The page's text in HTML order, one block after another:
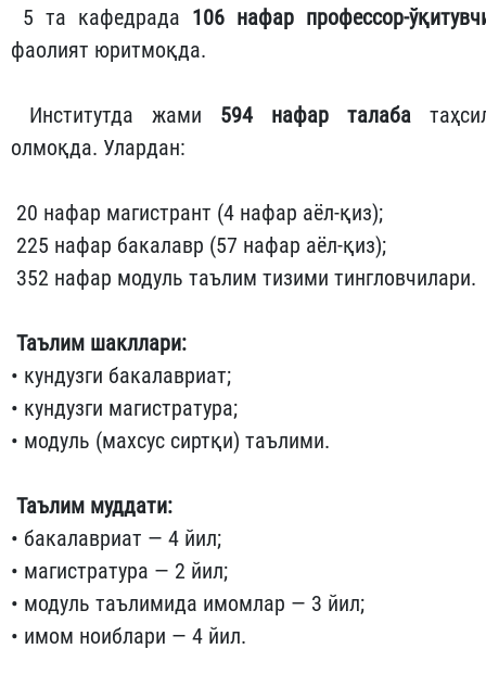
5 та кафедрада 106 нафар профессор-
фаолият юритмоқда.
Институтда жами 594 нафар талаба
олмоқда. Улардан:
20 нафар магистрант (4 нафар аёл-қиз);
225 нафар бакалавр (57 нафар аёл-қиз);
352 нафар модуль таълим тизими тингловчилари.
Таълим шакллари:
• кундузги бакалавриат;
• кундузги магистратура;
• модуль (махсус сиртқи) таълими.
Таълим муддати:
• бакалавриат — 4 йил;
• магистратура — 2 йил;
• модуль таълимида имомлар — 3 йил;
• имом ноиблари — 4 йил.